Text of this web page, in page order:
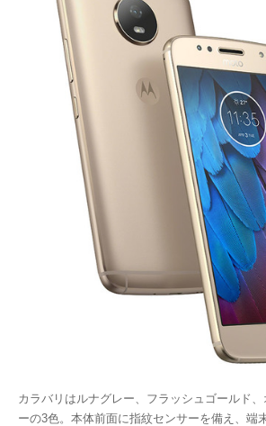
カラバリはルナグレー、フラッシュゴールド
ーの3色。本体前面に指紋センサーを備え、端